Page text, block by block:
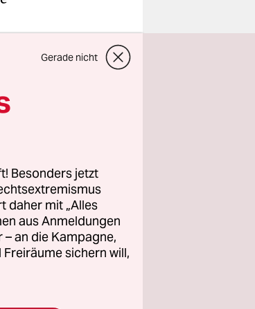
Gerade nicht
Besonders jetzt
daher mit „Alles
aus Anmeldungen
an die Kampagne,
sichern will,